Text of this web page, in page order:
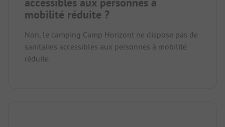
mobilité réduite ?
Non, le camping Camp Horizont ne dispose pas de
sanitaires accessibles aux personnes à mobilité
réduite.